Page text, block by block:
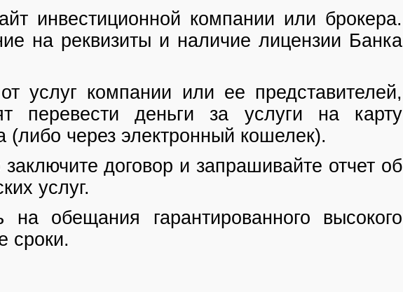
инвестиционной компании или брокера.
на реквизиты и наличие лицензии Банка
услуг компании или ее представителей,
перевести деньги за услуги на карту
(либо через электронный кошелек).
договор и запрашивайте отчет об
услуг.
на обещания гарантированного высокого
сроки.